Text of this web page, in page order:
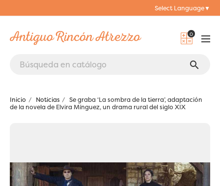
Select Language▼
0
search
Inicio Noticias
Se graba ‘La sombra de la tierra’, adaptación
de la novela de Elvira Mínguez, un drama rural del siglo XIX